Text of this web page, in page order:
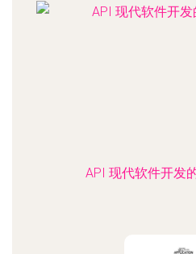
API 现代软件开发